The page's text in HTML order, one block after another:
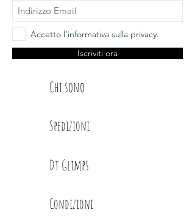
Accetto l'informativa sulla privacy.
Iscriviti ora
Chi sono
Spedizioni
Dt Glimps
Condizioni